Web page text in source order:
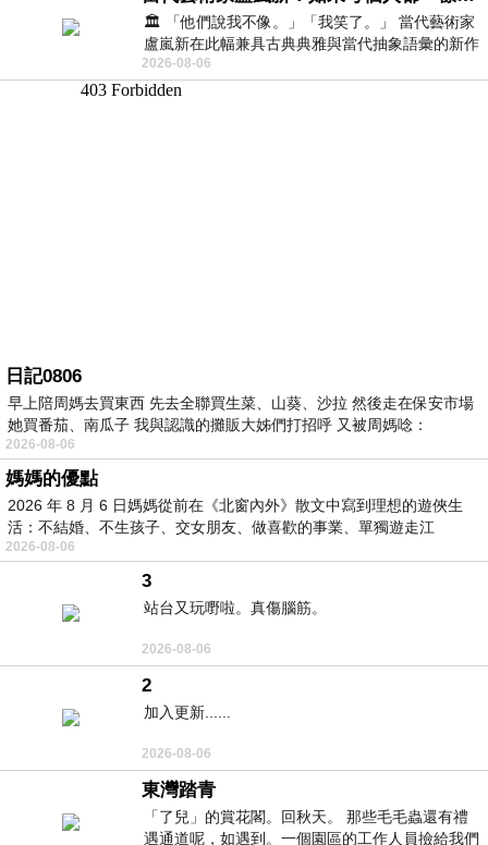
🏛️ 「他們說我不像。」「我笑了。」 當代藝術家
盧嵐新在此幅兼具古典典雅與當代抽象語彙的新作
中，以沈靜的藍色空間為背景，描繪了
2026-08-06
日記0806
早上陪周媽去買東西 先去全聯買生菜、山葵、沙拉 然後走在保安市場
她買番茄、南瓜子 我與認識的攤販大姊們打招呼 又被周媽唸：
2026-08-06
媽媽的優點
2026 年 8 月 6 日媽媽從前在《北窗內外》散文中寫到理想的遊俠生
活：不結婚、不生孩子、交女朋友、做喜歡的事業、單獨遊走江
湖⋯⋯，
2026-08-06
3
站台又玩嘢啦。真傷腦筋。
2026-08-06
2
加入更新......
2026-08-06
東灣踏青
「了兒」的賞花閣。回秋天。 那些毛毛蟲還有禮
遇通道呢，如遇到。一個園區的工作人員撿給我們